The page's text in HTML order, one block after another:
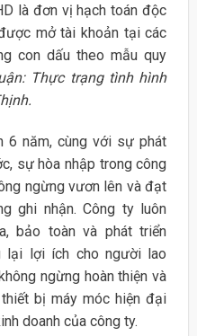
là đơn vị hạch toán độc
mở tài khoản tại các
con dấu theo mẫu quy
Thực trạng tình hình
năm, cùng với sự phát
sự hòa nhập trong công
ngừng vươn lên và đạt
ghi nhận. Công ty luôn
bảo toàn và phát triển
lại lợi ích cho người lao
ngừng hoàn thiện và
bị máy móc hiện đại
doanh của công ty.